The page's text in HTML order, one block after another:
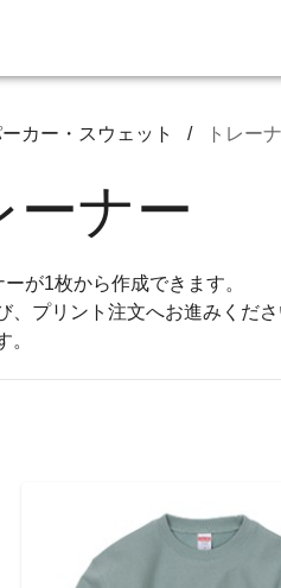
カー・スウェット / トレー
ーナー
が1枚から作成できます。
プリント注文へお進みくださ
。